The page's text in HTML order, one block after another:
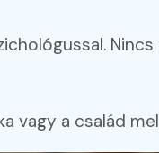
Nincs
vagy a család